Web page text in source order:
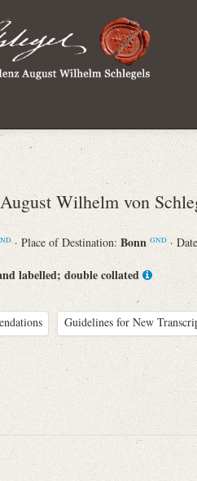
August Wilhelm von
· Place of Destination: Bonn GND ·
labelled; double collated
Guidelines for New
Schlegel